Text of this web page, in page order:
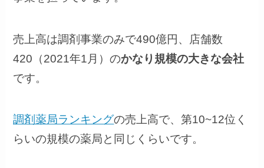
売上高は調剤事業のみで490億円、店舗数
420（2021年1月）のかなり規模の大きな会社
です。
調剤薬局ランキングの売上高で、第10~12位く
らいの規模の薬局と同じくらいです。